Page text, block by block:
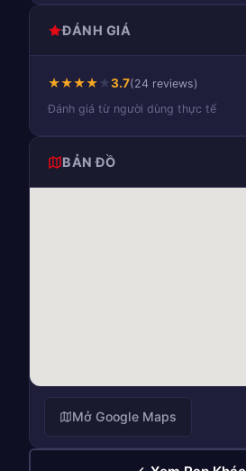
ĐÁNH GIÁ
★★★★★3.7(24 reviews)
Đánh giá từ người dùng thực tế
BẢN ĐỒ
Mở Google Maps